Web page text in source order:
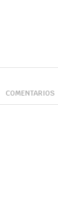
COMENTARIOS